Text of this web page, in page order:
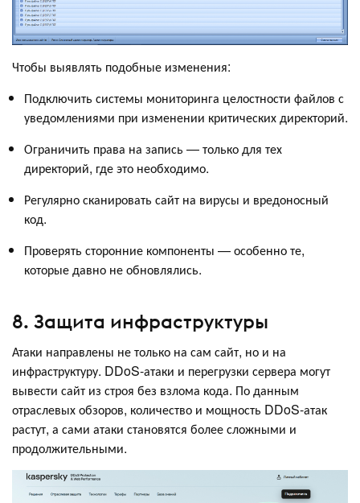
Чтобы выявлять подобные изменения:
Подключить системы мониторинга целостности файлов с
уведомлениями при изменении критических директорий.
Ограничить права на запись — только для тех
директорий, где это необходимо.
Регулярно сканировать сайт на вирусы и вредоносный
код.
Проверять сторонние компоненты — особенно те,
которые давно не обновлялись.
8. Защита инфраструктуры
Атаки направлены не только на сам сайт, но и на
инфраструктуру. DDoS-атаки и перегрузки сервера могут
вывести сайт из строя без взлома кода. По данным
отраслевых обзоров, количество и мощность DDoS-атак
растут, а сами атаки становятся более сложными и
продолжительными.